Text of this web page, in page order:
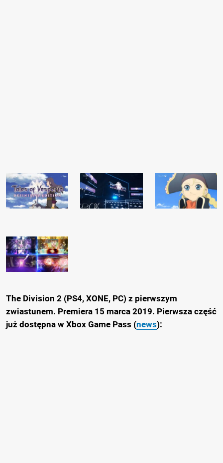
The Division 2 (PS4, XONE, PC) z pierwszym
zwiastunem. Premiera 15 marca 2019. Pierwsza część
już dostępna w Xbox Game Pass (news):